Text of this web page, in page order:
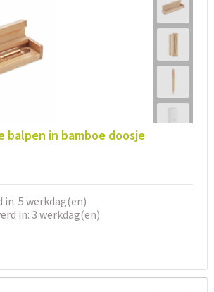
balpen in bamboe doosje
5 werkdag(en)
in: 3 werkdag(en)